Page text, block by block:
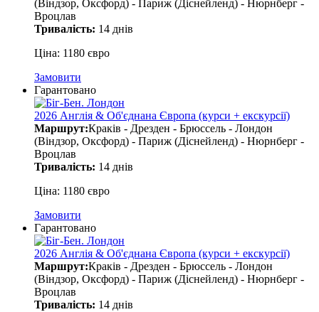
(Віндзор, Оксфорд) - Париж (Діснейленд) - Нюрнберг -
Вроцлав
Тривалість: 14 днів
Ціна: 1180 євро
Замовити
Гарантовано
2026 Англія & Об'єднана Європа (курси + екскурсії)
Маршрут:Краків - Дрезден - Брюссель - Лондон
(Віндзор, Оксфорд) - Париж (Діснейленд) - Нюрнберг -
Вроцлав
Тривалість: 14 днів
Ціна: 1180 євро
Замовити
Гарантовано
2026 Англія & Об'єднана Європа (курси + екскурсії)
Маршрут:Краків - Дрезден - Брюссель - Лондон
(Віндзор, Оксфорд) - Париж (Діснейленд) - Нюрнберг -
Вроцлав
Тривалість: 14 днів